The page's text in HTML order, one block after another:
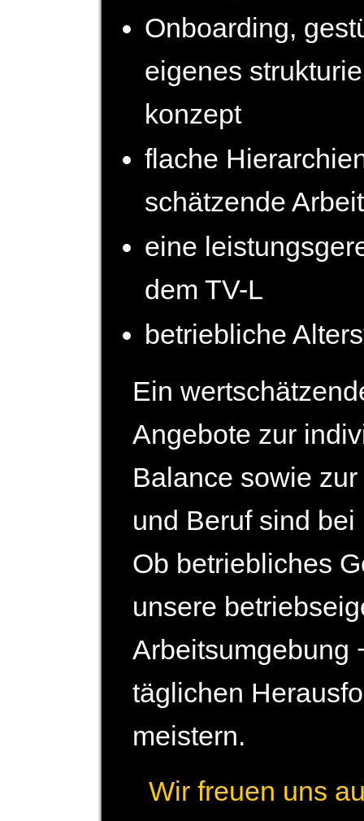
Onboarding,
eigenes
konzept
flache
schätzende
eine
dem TV-L
betriebliche
Ein
Angebote zur
Balance sowie
und Beruf sind
Ob betriebliches
unsere
Arbeits­umgebung
täglichen
meistern.
Wir freuen uns